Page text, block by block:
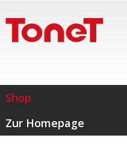
Shop
Zur Homepage